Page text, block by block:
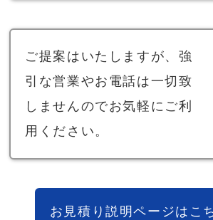
ご提案はいたしますが、強
引な営業やお電話は一切致
しませんのでお気軽にご利
用ください。
お見積り説明ページはこ